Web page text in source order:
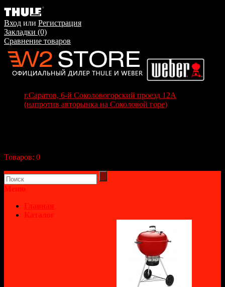
Вход или Регистрация
Закладки (0)
Сравнение товаров
г.Саратов, 6-й Соколовогорский проезд 12А
(напротив авторынка на Соколовой горе)
Товаров: 0
Меню
Главная
Каталог